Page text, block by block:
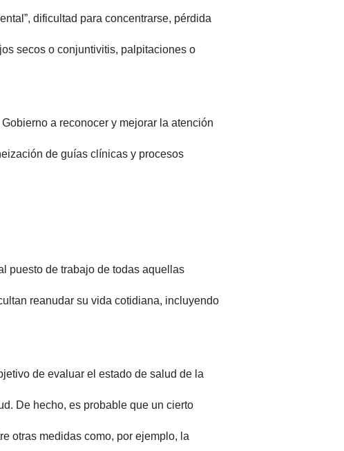
dificultad para concentrarse, pérdida
secos o conjuntivitis, palpitaciones o
a reconocer y mejorar la atención
de guías clínicas y procesos
puesto de trabajo de todas aquellas
reanudar su vida cotidiana, incluyendo
de evaluar el estado de salud de la
De hecho, es probable que un cierto
otras medidas como, por ejemplo, la